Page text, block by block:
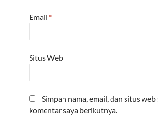
Email *
Situs Web
Simpan nama, email, dan situs
komentar saya berikutnya.